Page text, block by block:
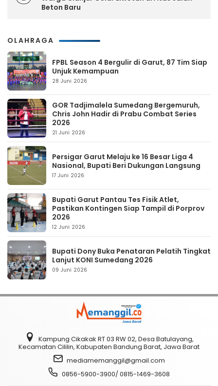
Beton Baru
OLAHRAGA
FPBL Season 4 Bergulir di Garut, 87 Tim Siap
Unjuk Kemampuan
28 Juni 2026
GOR Tadjimalela Sumedang Bergemuruh,
Chris John Hadir di Prabu Combat Series
2026
21 Juni 2026
Persigar Garut Melaju ke 16 Besar Liga 4
Nasional, Bupati Beri Dukungan Langsung
17 Juni 2026
Bupati Garut Pantau Tes Fisik Atlet,
Pastikan Kontingen Siap Tampil di Porprov
2026
12 Juni 2026
Bupati Dony Buka Penataran Pelatih Tingkat
Lanjut KONI Sumedang 2026
09 Juni 2026
Kampung Cikakak RT 03 RW 02, Desa Batulayang,
Kecamatan Cililin, Kabupaten Bandung Barat, Jawa Barat
mediamemanggil@gmail.com
0856-5900-3900/ 0815-1469-3608